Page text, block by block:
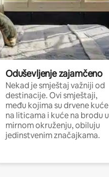
Oduševljenje zajamčeno
Nekad je smještaj važniji od
destinacije. Ovi smještaji,
među kojima su drvene kuće
na liticama i kuće na brodu u
mirnom okruženju, obiluju
jedinstvenim značajkama.